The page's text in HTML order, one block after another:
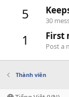
5 30
1 First
Post a
Thành viên